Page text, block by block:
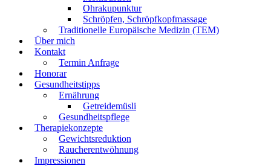
Ohrakupunktur
Schröpfen, Schröpfkopfmassage
Traditionelle Europäische Medizin (TEM)
Über mich
Kontakt
Termin Anfrage
Honorar
Gesundheitstipps
Ernährung
Getreidemüsli
Gesundheitspflege
Therapiekonzepte
Gewichtsreduktion
Raucherentwöhnung
Impressionen